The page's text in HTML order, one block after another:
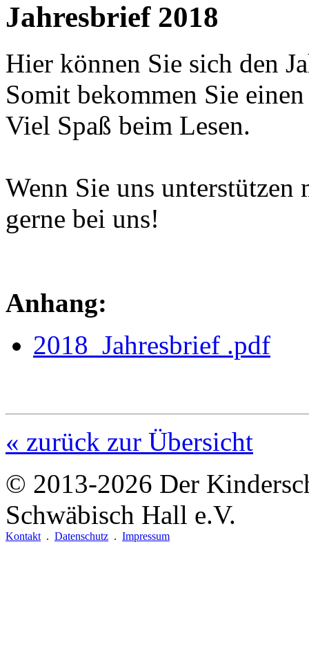
Jahresbrief 2018
Hier können Sie sich den
Somit bekommen Sie
Viel Spaß beim Lesen.
Wenn Sie uns unterstützen
gerne bei uns!
Anhang:
2018_Jahresbrief .pdf
« zurück zur Übersicht
© 2013-2026 Der
Schwäbisch Hall e.V.
Kontakt . Datenschutz . Impressum